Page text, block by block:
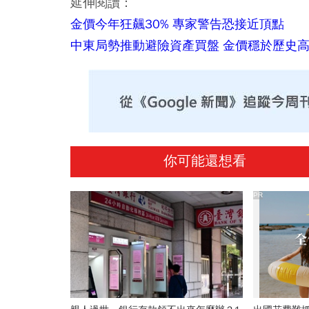
金價今年狂飆30% 專家警告恐接近頂點
中東局勢推動避險資產買盤 金價穩於歷史
你可能還想看
PR